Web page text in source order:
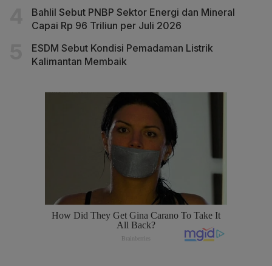
Bahlil Sebut PNBP Sektor Energi dan Mineral
Capai Rp 96 Triliun per Juli 2026
ESDM Sebut Kondisi Pemadaman Listrik
Kalimantan Membaik